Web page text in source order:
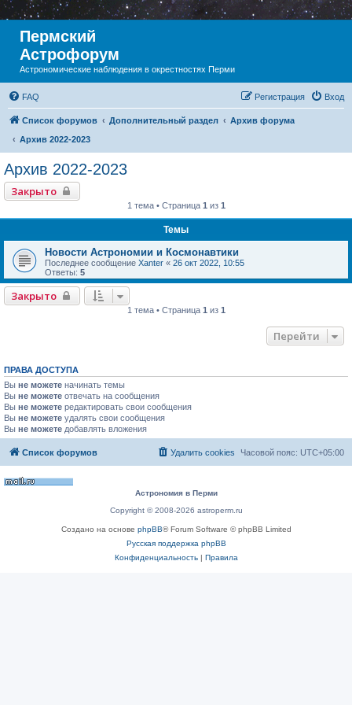
Пермский
Астрофорум
Астрономические наблюдения в окрестностях Перми
FAQ Вход
Регистрация
Список форумов Дополнительный раздел
Архив форума
Архив 2022-2023
Архив 2022-2023
Закрыто
1 тема • Страница 1 из 1
Темы
Новости Астрономии и Космонавтики
Последнее сообщение Xanter « 26 окт 2022, 10:55
Ответы: 5
Закрыто
1 тема • Страница 1 из 1
Перейти
ПРАВА ДОСТУПА
Вы не можете начинать темы
Вы не можете отвечать на сообщения
Вы не можете редактировать свои сообщения
Вы не можете удалять свои сообщения
Вы не можете добавлять вложения
Список форумов Часовой пояс: UTC+05:00
Удалить cookies
Астрономия в Перми
Copyright © 2008-2026 astroperm.ru
Создано на основе phpBB® Forum Software © phpBB Limited
Русская поддержка phpBB
Конфиденциальность| Правила